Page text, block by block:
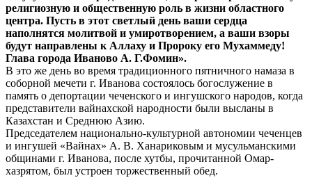
религиозную и общественную роль в жизни областного
центра. Пусть в этот светлый день ваши сердца
наполнятся молитвой и умиротворением, а ваши взоры
будут направлены к Аллаху и Пророку его Мухаммеду!
Глава города Иваново А. Г.Фомин».
В это же день во время традиционного пятничного намаза в
соборной мечети г. Иванова состоялось богослужение в
память о депортации чеченского и ингушского народов, когда
представители вайнахской народности были высланы в
Казахстан и Среднюю Азию.
Председателем национально-культурной автономии чеченцев
и ингушей «Вайнах» А. В. Ханариковым и мусульманскими
общинами г. Иванова, после хутбы, прочитанной Омар-
хазрятом, был устроен торжественный обед.